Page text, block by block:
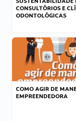
CONSULTÓRIOS E
ODONTOLÓGICAS
COMO AGIR DE
EMPREENDEDORA